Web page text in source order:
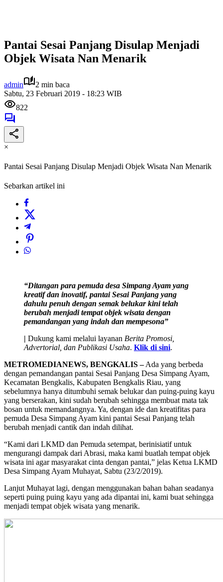
Pantai Sesai Panjang Disulap Menjadi
Objek Wisata Nan Menarik
admin
2 min baca
Sabtu, 23 Februari 2019 - 18:23 WIB
822
×
Pantai Sesai Panjang Disulap Menjadi Objek Wisata Nan Menarik
Sebarkan artikel ini
“Ditangan para pemuda desa Simpang Ayam yang
kreatif dan inovatif, pantai Sesai Panjang yang
dahulu penuh dengan semak belukar kini telah
berubah menjadi tempat objek wisata dengan
pemandangan yang indah dan mempesona”
| Dukung kami melalui layanan Berita Promosi,
Advertorial, dan Publikasi Usaha. Klik di sini.
METROMEDIANEWS, BENGKALIS –Ada yang berbeda
dengan pemandangan pantai Sesai Panjang Desa Simpang Ayam,
Kecamatan Bengkalis, Kabupaten Bengkalis Riau, yang
sebelumnya hanya ditumbuhi semak belukar dan puing-puing kayu
yang berserakan, kini sudah berubah sehingga membuat mata tak
bosan untuk memandangnya. Ya, dengan ide dan kreatifitas para
pemuda Desa Simpang Ayam kini pantai Sesai Panjang telah
berubah menjadi cantik dan indah dilihat.
“Kami dari LKMD dan Pemuda setempat, berinisiatif untuk
mengurangi dampak dari Abrasi, maka kami buatlah tempat objek
wisata ini agar masyarakat cinta dengan pantai,” jelas Ketua LKMD
Desa Simpang Ayam Muhayat, Sabtu (23/2/2019).
Lanjut Muhayat lagi, dengan menggunakan bahan bahan seadanya
seperti puing puing kayu yang ada dipantai ini, kami buat sehingga
menjadi tempat objek wisata yang menarik.